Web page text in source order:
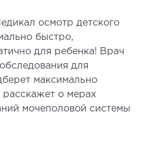
осмотр детского
быстро,
для ребенка! Врач
для
максимально
о мерах
мочеполовой системы